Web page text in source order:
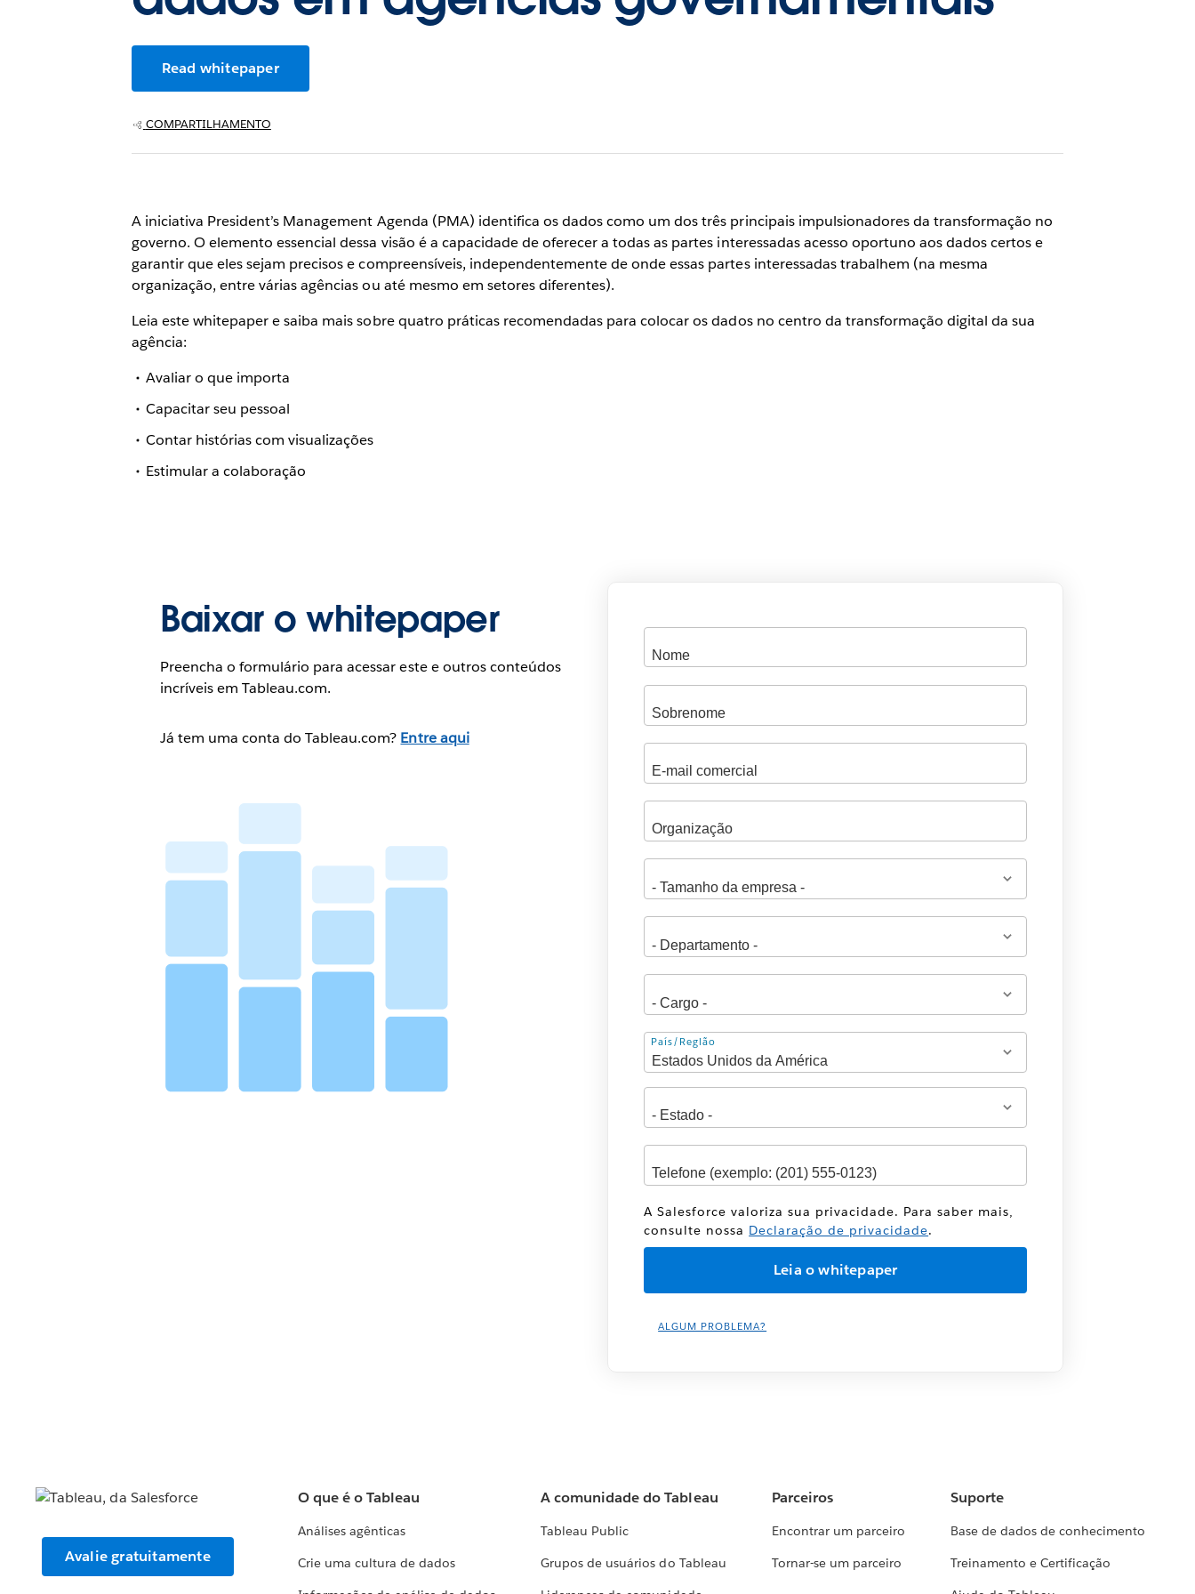
Read whitepaper
COMPARTILHAMENTO
A iniciativa President’s Management Agenda (PMA) identifica os dados como um dos três principais impulsionadores da transformação no
governo. O elemento essencial dessa visão é a capacidade de oferecer a todas as partes interessadas acesso oportuno aos dados certos e
garantir que eles sejam precisos e compreensíveis, independentemente de onde essas partes interessadas trabalhem (na mesma
organização, entre várias agências ou até mesmo em setores diferentes).
Leia este whitepaper e saiba mais sobre quatro práticas recomendadas para colocar os dados no centro da transformação digital da sua
agência:
Avaliar o que importa
Capacitar seu pessoal
Contar histórias com visualizações
Estimular a colaboração
Baixar o whitepaper
Preencha o formulário para acessar este e outros conteúdos
incríveis em Tableau.com.
Já tem uma conta do Tableau.com? Entre aqui
Endereço
País/Região
A Salesforce valoriza sua privacidade. Para saber mais,
consulte nossa Declaração de privacidade.
ALGUM PROBLEMA?
Avalie gratuitamente
O que é o Tableau
Análises agênticas
Crie uma cultura de dados
A comunidade do Tableau
Tableau Public
Grupos de usuários do Tableau
Parceiros
Encontrar um parceiro
Tornar-se um parceiro
Suporte
Base de dados de conhecimento
Treinamento e Certificação